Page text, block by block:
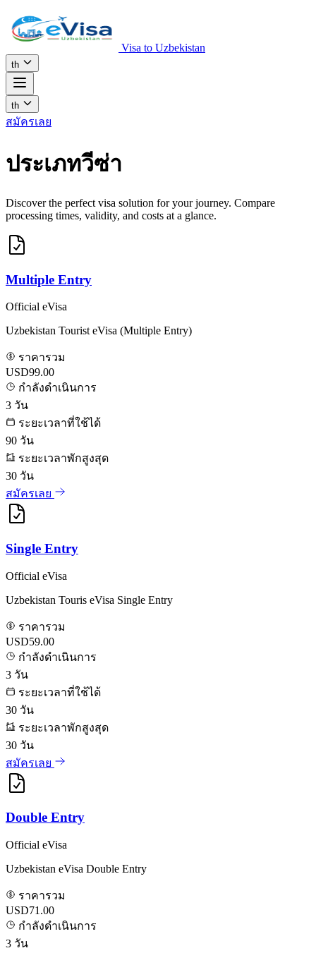
Visa to Uzbekistan
th
th
สมัครเลย
ประเภทวีซ่า
Discover the perfect visa solution for your journey. Compare
processing times, validity, and costs at a glance.
Multiple Entry
Official eVisa
Uzbekistan Tourist eVisa (Multiple Entry)
ราคารวม
USD99.00
กำลังดำเนินการ
3 วัน
ระยะเวลาที่ใช้ได้
90 วัน
ระยะเวลาพักสูงสุด
30 วัน
สมัครเลย
Single Entry
Official eVisa
Uzbekistan Touris eVisa Single Entry
ราคารวม
USD59.00
กำลังดำเนินการ
3 วัน
ระยะเวลาที่ใช้ได้
30 วัน
ระยะเวลาพักสูงสุด
30 วัน
สมัครเลย
Double Entry
Official eVisa
Uzbekistan eVisa Double Entry
ราคารวม
USD71.00
กำลังดำเนินการ
3 วัน